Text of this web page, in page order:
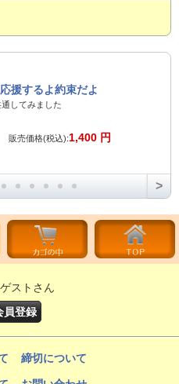
援するよ約束だよ
してみました
販売価格(税込):1,400 円
>
ストさん
員登録
締切について